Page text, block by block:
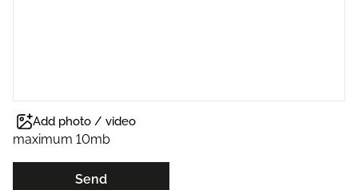
Add photo / video
maximum 10mb
Send